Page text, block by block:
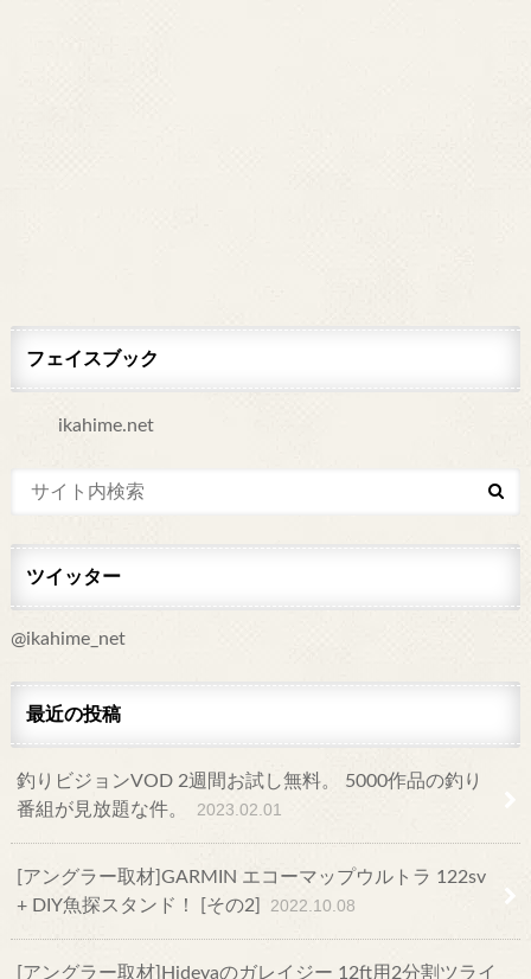
フェイスブック
ikahime.net
ツイッター
@ikahime_net
最近の投稿
釣りビジョンVOD 2週間お試し無料。 5000作品の釣り
番組が見放題な件。
2023.02.01
[アングラー取材]GARMIN エコーマップウルトラ 122sv
+ DIY魚探スタンド！ [その2]
2022.10.08
[アングラー取材]Hideyaのガレイジー 12ft用2分割ツライ